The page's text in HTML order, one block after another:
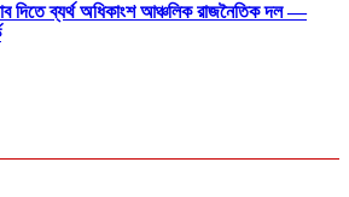
দিতে ব্যর্থ অধিকাংশ আঞ্চলিক রাজনৈতিক দল —